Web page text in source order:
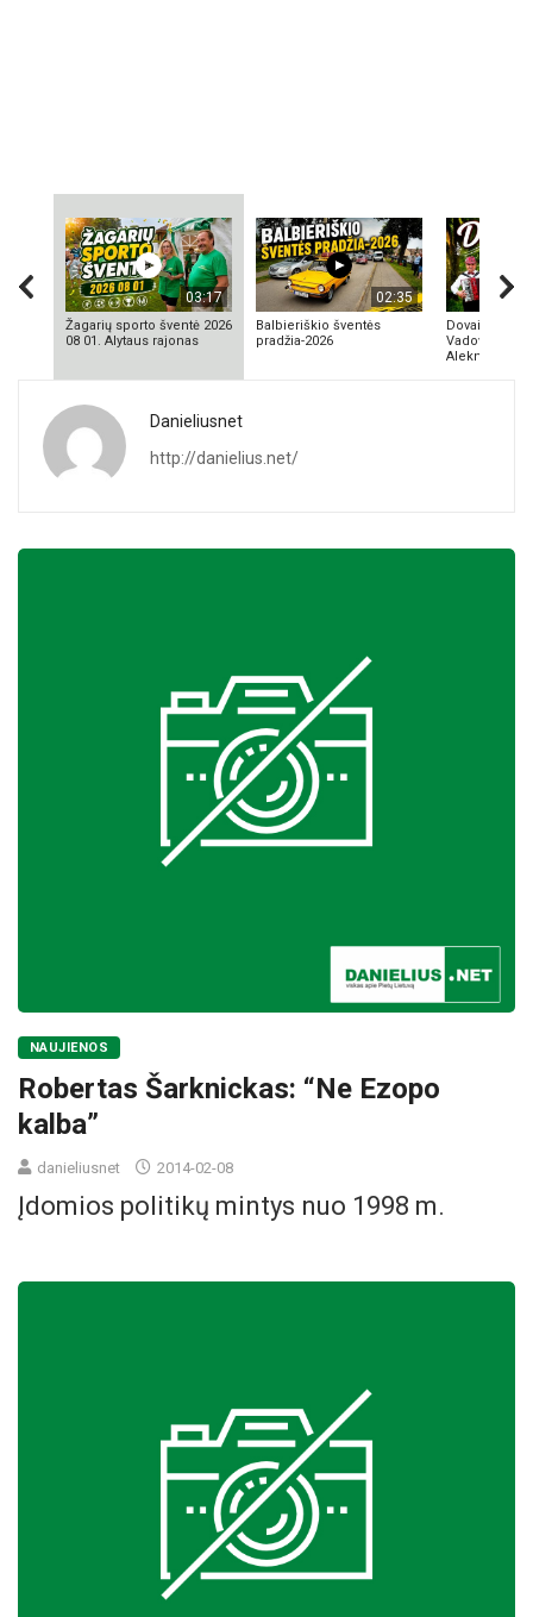
03:17
Žagarių sporto šventė 2026
08 01. Alytaus rajonas
02:35
Balbieriškio šventės
pradžia-2026
Dovainonių
Vadovas
Aleknavičius
Danieliusnet
http://danielius.net/
NAUJIENOS
Robertas Šarknickas: “Ne Ezopo
kalba”
danieliusnet 2014-02-08
Įdomios politikų mintys nuo 1998 m.